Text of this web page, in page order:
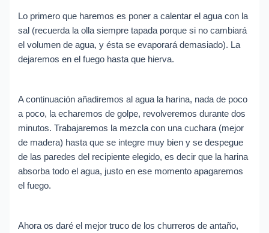
Lo primero que haremos es poner a calentar el agua con la
sal (recuerda la olla siempre tapada porque si no cambiará
el volumen de agua, y ésta se evaporará demasiado). La
dejaremos en el fuego hasta que hierva.
A continuación añadiremos al agua la harina, nada de poco
a poco, la echaremos de golpe, revolveremos durante dos
minutos. Trabajaremos la mezcla con una cuchara (mejor
de madera) hasta que se integre muy bien y se despegue
de las paredes del recipiente elegido, es decir que la harina
absorba todo el agua, justo en ese momento apagaremos
el fuego.
Ahora os daré el mejor truco de los churreros de antaño,